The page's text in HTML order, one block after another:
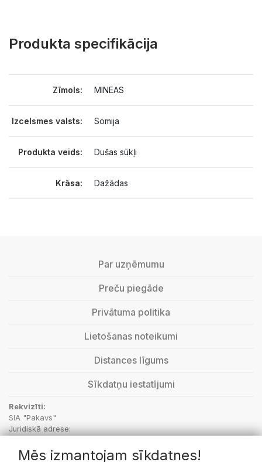
Produkta specifikācija
Zīmols: MINEAS
Izcelsmes valsts: Somija
Produkta veids: Dušas sūkļi
Krāsa: Dažādas
Par uzņēmumu
Preču piegāde
Privātuma politika
Lietošanas noteikumi
Distances līgums
Sīkdatņu iestatījumi
Rekvizīti:
SIA "Pakavs"
Juridiskā adrese:
PVN Reģ.Nr.: LV48703001414
Mēs izmantojam sīkdatnes!